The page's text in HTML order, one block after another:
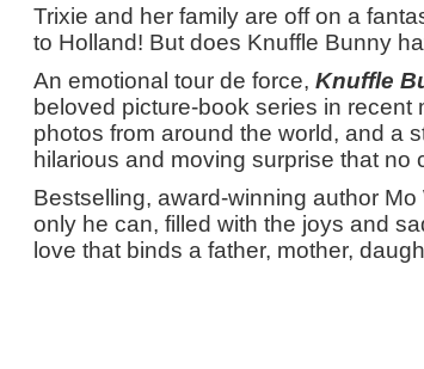
Trixie and her family are off on a
to Holland! But does Knuffle Bunny
An emotional tour de force, Knuffle
beloved picture-book series in recent
photos from around the world, and a
hilarious and moving surprise that no
Bestselling, award-winning author
only he can, filled with the joys and
love that binds a father, mother,